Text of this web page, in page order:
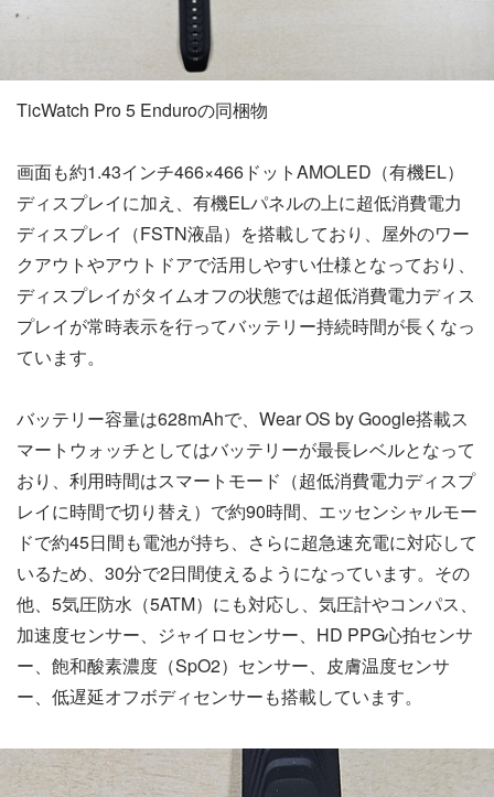
TicWatch Pro 5 Enduroの同梱物
画面も約1.43インチ466×466ドットAMOLED（有機EL）
ディスプレイに加え、有機ELパネルの上に超低消費電力
ディスプレイ（FSTN液晶）を搭載しており、屋外のワー
クアウトやアウトドアで活用しやすい仕様となっており、
ディスプレイがタイムオフの状態では超低消費電力ディス
プレイが常時表示を行ってバッテリー持続時間が長くなっ
ています。
バッテリー容量は628mAhで、Wear OS by Google搭載ス
マートウォッチとしてはバッテリーが最長レベルとなって
おり、利用時間はスマートモード（超低消費電力ディスプ
レイに時間で切り替え）で約90時間、エッセンシャルモー
ドで約45日間も電池が持ち、さらに超急速充電に対応して
いるため、30分で2日間使えるようになっています。その
他、5気圧防水（5ATM）にも対応し、気圧計やコンパス、
加速度センサー、ジャイロセンサー、HD PPG心拍センサ
ー、飽和酸素濃度（SpO2）センサー、皮膚温度センサ
ー、低遅延オフボディセンサーも搭載しています。